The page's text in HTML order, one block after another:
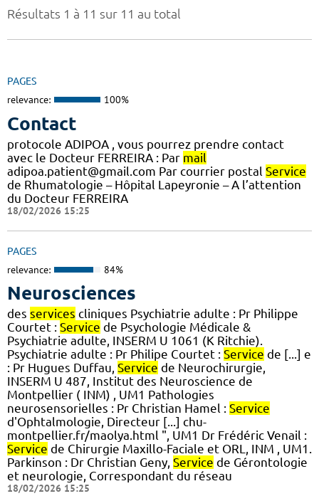
Résultats 1 à 11 sur 11 au total
PAGES
relevance: 100%
Contact
protocole ADIPOA , vous pourrez prendre contact
avec le Docteur FERREIRA : Par mail
adipoa.patient@gmail.com Par courrier postal Service
de Rhumatologie – Hôpital Lapeyronie – A l’attention
du Docteur FERREIRA
18/02/2026 15:25
PAGES
relevance: 84%
Neurosciences
des services cliniques Psychiatrie adulte : Pr Philippe
Courtet : Service de Psychologie Médicale &
Psychiatrie adulte, INSERM U 1061 (K Ritchie).
Psychiatrie adulte : Pr Philipe Courtet : Service de [...] e
: Pr Hugues Duffau, Service de Neurochirurgie,
INSERM U 487, Institut des Neuroscience de
Montpellier ( INM) , UM1 Pathologies
neurosensorielles : Pr Christian Hamel : Service
d'Ophtalmologie, Directeur [...] chu-
montpellier.fr/maolya.html ", UM1 Dr Frédéric Venail :
Service de Chirurgie Maxillo-Faciale et ORL, INM , UM1.
Parkinson : Dr Christian Geny, Service de Gérontologie
et neurologie, Correspondant du réseau
18/02/2026 15:25